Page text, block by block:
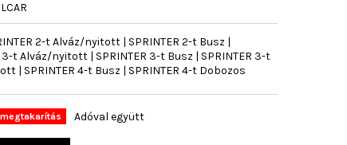
2-t Alváz/nyitott | SPRINTER 2-t Busz |
3-t Alváz/nyitott | SPRINTER 3-t Busz | SPRINTER 3-t
| SPRINTER 4-t Busz | SPRINTER 4-t Dobozos
Adóval együtt